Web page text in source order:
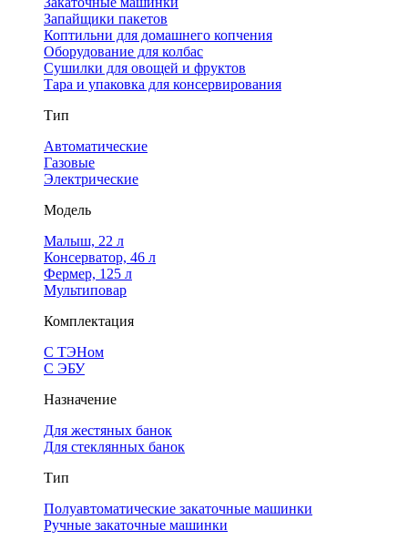
Запайщики пакетов
Коптильни для домашнего копчения
Оборудование для колбас
Сушилки для овощей и фруктов
Тара и упаковка для консервирования
Тип
Автоматические
Газовые
Электрические
Модель
Малыш, 22 л
Консерватор, 46 л
Фермер, 125 л
Мультиповар
Комплектация
С ТЭНом
С ЭБУ
Назначение
Для жестяных банок
Для стеклянных банок
Тип
Полуавтоматические закаточные машинки
Ручные закаточные машинки